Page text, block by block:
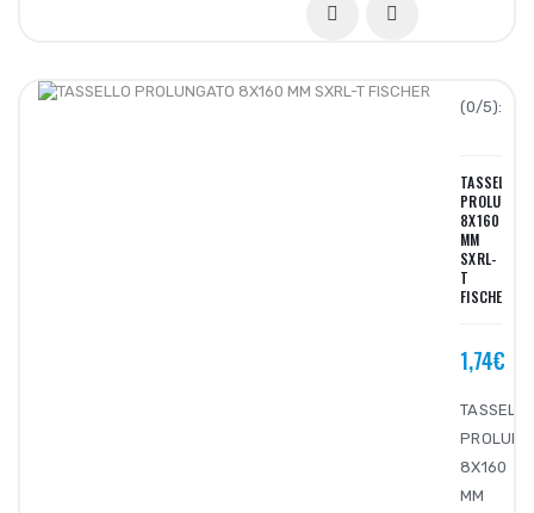
(0/5):
TASSELLO
8X160
MM
SXRL-
T
FISCHER
1,74€
8X160
MM